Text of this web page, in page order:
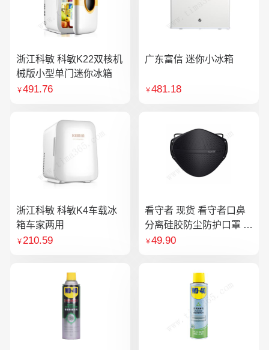
浙江科敏 科敏K22双核机
械版小型单门迷你冰箱
￥491.76
广东富信 迷你小冰箱
￥481.18
浙江科敏 科敏K4车载冰
箱车家两用
￥210.59
看守者 现货 看守者口鼻
分离硅胶防尘防护口罩 1
个口罩含10片滤芯
￥49.90